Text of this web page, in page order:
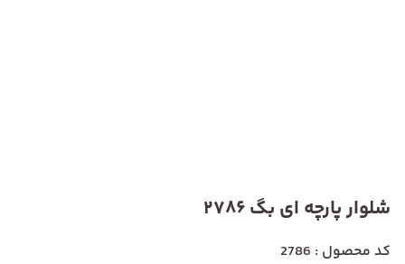
شلوار پارچه ای بگ 2786
کد محصول : 2786